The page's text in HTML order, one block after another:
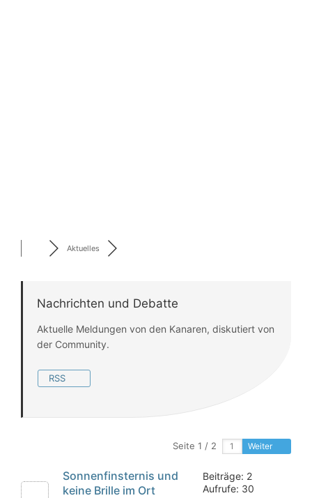
Aktuelles
Nachrichten und Debatte
Aktuelle Meldungen von den Kanaren, diskutiert von
der Community.
RSS
Seite 1 / 2 Weiter
Sonnenfinsternis und
keine Brille im Ort
Beiträge: 2
Aufrufe: 30